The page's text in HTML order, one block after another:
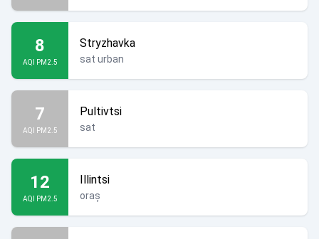
8
AQI PM2.5
Stryzhavka
sat urban
7
AQI PM2.5
Pultivtsi
sat
12
AQI PM2.5
Illintsi
oraș